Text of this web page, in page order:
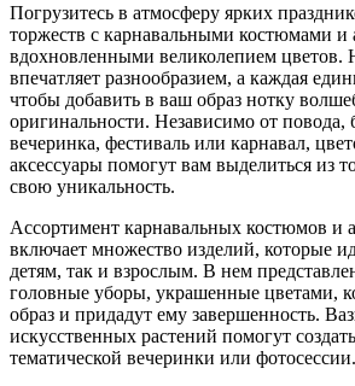
Погрузитесь в атмосферу ярких
торжеств с карнавальными костюмами и
вдохновленными великолепием цветов.
впечатляет разнообразием, а каждая
чтобы добавить в ваш образ нотку
оригинальности. Независимо от повода,
вечеринка, фестиваль или карнавал,
аксессуары помогут вам выделиться из
свою уникальность.
Ассортимент карнавальных костюмов и
включает множество изделий, которые
детям, так и взрослым. В нем
головные уборы, украшенные цветами,
образ и придадут ему завершенность.
искусственных растений помогут
тематической вечеринки или фотосессии.